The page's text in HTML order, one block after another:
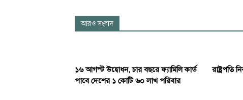
আরও সংবাদ
১৬ আগস্ট উদ্বোধন, চার বছরে ফ্যামিলি কার্ড
পাবে দেশের ১ কোটি ৬০ লাখ পরিবার
রাষ্ট্রপতি